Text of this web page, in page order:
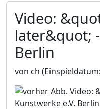
Video:
later&quot;
Berlin
von ch